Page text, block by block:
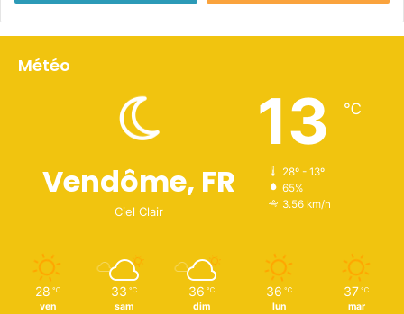
Météo
Vendôme, FR
Ciel Clair
13 ℃
28º - 13º
65%
3.56 km/h
28 ℃
ven
33 ℃
sam
36 ℃
dim
36 ℃
lun
37 ℃
mar